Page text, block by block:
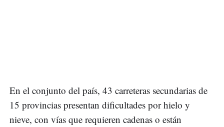
En el conjunto del país, 43 carreteras secundarias de
15 provincias presentan dificultades por hielo y
nieve, con vías que requieren cadenas o están